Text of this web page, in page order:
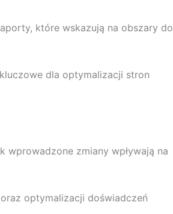
które wskazują na obszary do
dla optymalizacji stron
zmiany wpływają na
optymalizacji doświadczeń